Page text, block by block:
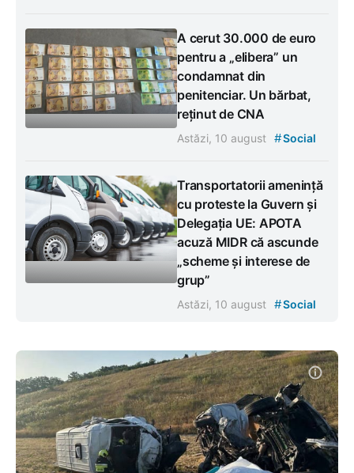
A cerut 30.000 de euro
pentru a „elibera” un
condamnat din
penitenciar. Un bărbat,
reținut de CNA
Astăzi, 10 august #Social
Transportatorii amenință
cu proteste la Guvern și
Delegația UE: APOTA
acuză MIDR că ascunde
„scheme și interese de
grup”
Astăzi, 10 august #Social